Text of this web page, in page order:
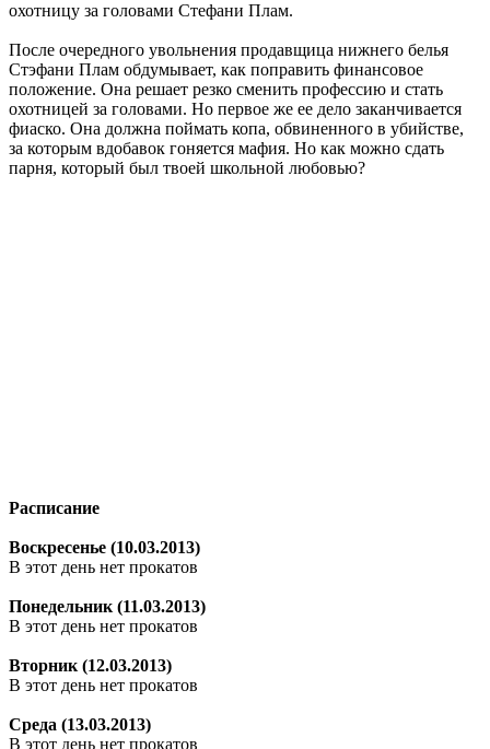
охотницу за головами Стефани Плам.
После очередного увольнения продавщица нижнего белья
Стэфани Плам обдумывает, как поправить финансовое
положение. Она решает резко сменить профессию и стать
охотницей за головами. Но первое же ее дело заканчивается
фиаско. Она должна поймать копа, обвиненного в убийстве,
за которым вдобавок гоняется мафия. Но как можно сдать
парня, который был твоей школьной любовью?
Расписание
Воскресенье (10.03.2013)
В этот день нет прокатов
Понедельник (11.03.2013)
В этот день нет прокатов
Вторник (12.03.2013)
В этот день нет прокатов
Среда (13.03.2013)
В этот день нет прокатов